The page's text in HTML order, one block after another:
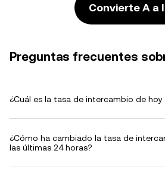
Convierte A a
Preguntas frecuentes
¿Cuál es la tasa de intercambio de hoy
¿Cómo ha cambiado la tasa de
las últimas 24 horas?